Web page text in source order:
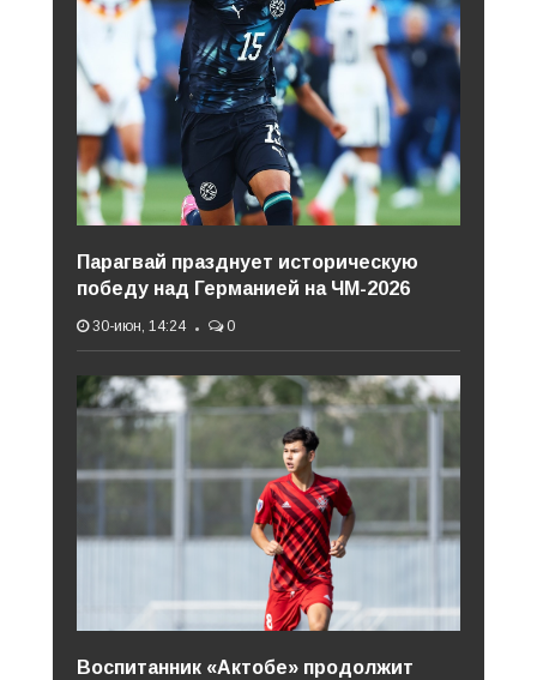
Парагвай празднует историческую
победу над Германией на ЧМ-2026
30-июн, 14:24 0
Воспитанник «Актобе» продолжит